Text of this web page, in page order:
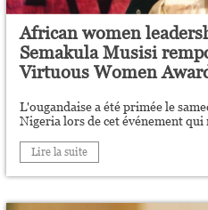
African women
Semakula Musisi
Virtuous Women
L'ougandaise a été primée le
Nigeria lors de cet événement
Lire la suite